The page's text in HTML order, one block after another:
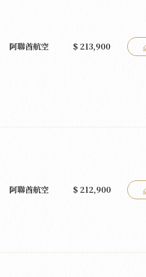
阿聯酋航空 213,900
阿聯酋航空 212,900